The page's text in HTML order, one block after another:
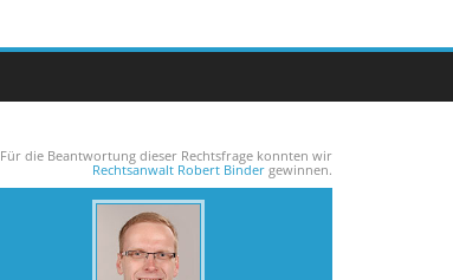
Für die Beantwortung dieser Rechts­frage konnten wir
Rechtsanwalt Robert Binder gewinnen.